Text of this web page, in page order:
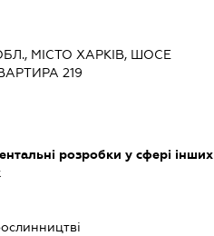
МІСТО ХАРКІВ, ШОСЕ
219
розробки у сфері інших